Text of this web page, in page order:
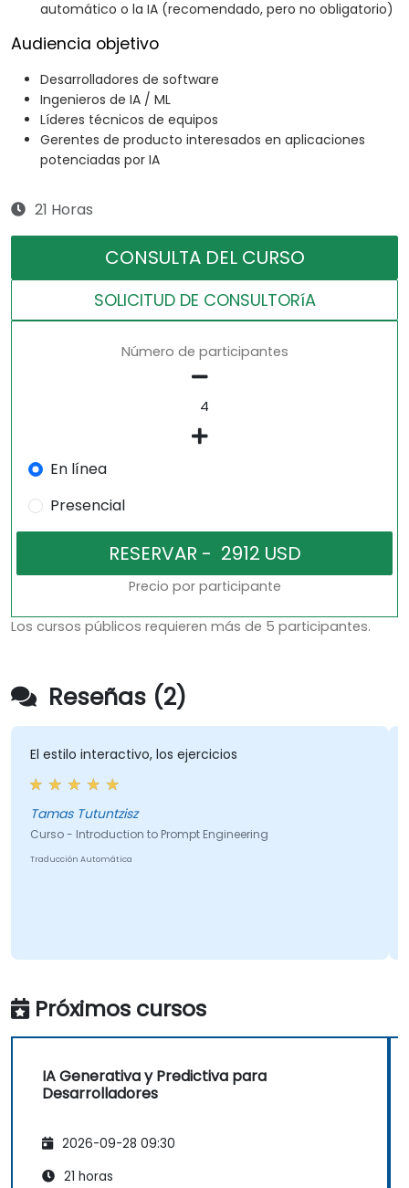
automático o la IA (recomendado, pero no obligatorio)
Audiencia objetivo
Desarrolladores de software
Ingenieros de IA / ML
Líderes técnicos de equipos
Gerentes de producto interesados en aplicaciones
potenciadas por IA
21 Horas
CONSULTA DEL CURSO
SOLICITUD DE CONSULTORíA
Número de participantes
En línea
Presencial
Precio por participante
Los cursos públicos requieren más de 5 participantes.
Reseñas (2)
estilo interactivo, los ejercicios
Tutuntzisz
- Introduction to Prompt Engineering
Automática
Próximos cursos
IA Generativa y Predictiva para
Desarrolladores
2026-09-28 09:30
21 horas